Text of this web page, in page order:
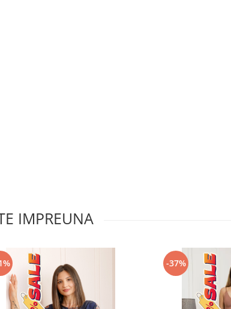
IMPREUNA
-37%